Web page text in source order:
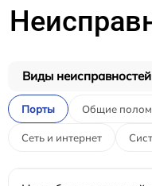
Виды неисправностей
Порты Общие
Сеть и интернет